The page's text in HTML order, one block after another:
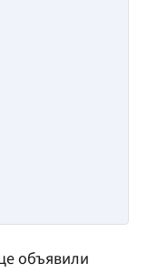
объявили